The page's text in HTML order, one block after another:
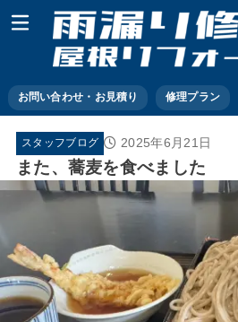
お問い合わせ・お見積り 修理プラン
スタッフブログ 2025年6月21日
また、蕎麦を食べました